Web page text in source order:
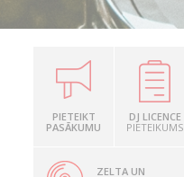
PIETEIKT
PASĀKUMU
DJ LICENCE
PIETEIKUMS
ZELTA UN